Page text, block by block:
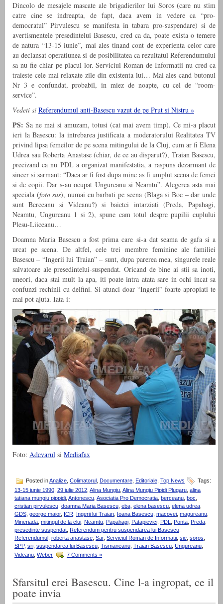
Dincolo de mesajele mascate ale brigadierilor lui Soros (care nu stim
catre cine se indreapta, de fapt, daca avem in vedere ca “pro-
democratul” Pirvulescu se manifesta in tabara pro-suspendare) si de
avertismentele presedintelui Basescu, cred ca da, poate exista o temere
de natura “13-15 iunie”, mai ales tinand cont de experienta celor care
au declansat operatiunea si de posibilitatea ca rezultatul Referendumului
sa nu fie chiar pe placul lor. Serviciul Roman de Informatii nu cred ca
traieste cele mai relaxate zile din existenta lui… Mai ales cand butonul
Nr 3 e confundat, probabil, in miez de noapte, cu cel de “room-
service”.
Vedeti si Referendumul anti-Basescu vazut de pe Prut si Nistru »
PS: Sa ne mai si amuzam, totusi (cat mai avem timp). Ce mi-a placut
ieri la Basescu: la intrebarea justificata a moderatorului Realitatea TV
privind lipsa femeilor de pe scena mitingului de la Cluj, cum ar fi Elena
Udrea sau Roberta Anastase (chiar, de ce au disparut?), Traian Basescu,
precizand ca nu PDL a organizat manifestatia, a raspuns dezarmant de
sincer si sarmant: “Daca ar fi fost dupa mine as fi umplut scena de femei
si de copii. Dar s-au ocupat Ungureanu si Neamtu”. Alegerea asta mai
speciala (foto sus), numai cu barbati pe scena (Blaga si Boc – dar unde
sunt Berceanu si Videanu?) si baietei intarziati (Preda, Papahagi,
Neamtu, Ungureanu 1 si 2), spune cam totul despre pupilii cuplului
Plesu-Liiceanu…
Doamna Maria Basescu a fost prima care si-a dat seama de gafa si a
urcat pe scena. De altfel, cele trei membre feminine ale familiei
Basescu – “Ingerii lui Traian” – sunt, dupa parerea mea, singurele reale
salvatoare ale presedintelui-suspendat. Oricand de bine ai stii sa inoti,
uneori, daca stai mult la apa, iti poate intra atata sare in ochi incat sa
confunzi rechinii cu delfini. Si-atunci doar “Ingerii” foarte apropiati te
mai pot ajuta. Iata-i:
Foto: Adevarul si Mediafax
Posted inAnalize Colimatorul Documentare Editoriale Top News
Tags:
13-15 iunie 1990 29 iulie 2012 Alina Mungiu Alina Mungiu Pipidi Plugaru alina
tatiana mungiu pippidi Antonescu Asociatia Pro Democratia berceanu boc
cristian pirvulescu doamna Maria Basescu eba elena basescu elena udrea
GDS george maior, ICR Ingerii lui Traian Ioana Basescu macovei magureanu
Mineriada mitingul de la cluj Neamtu Papahagi Patapievici PDL Ponta Preda
presedinte suspendat Referendum pentru suspendarea lui Basescu
Referendumul roberta anastase Sar, Serviciul Roman de Informatii sie soros
SPP, sri suspendarea lui Basescu Tismaneanu Traian Basescu Ungureanu
Videanu Weber 7 Comments »
Sfarsitul erei Basescu. Cine l-a ingropat, ce il
poate invia